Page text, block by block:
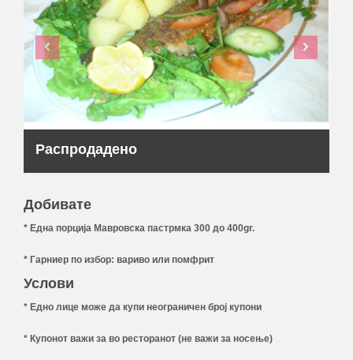
Распродадено
Добивате
* Една порција Мавровска пастрмка 300 до 400gr.
* Гарниер по избор: вариво или помфрит
Услови
* Едно лице може да купи неограничен број купони
* Купонот важи за во ресторанот (не важи за носење)